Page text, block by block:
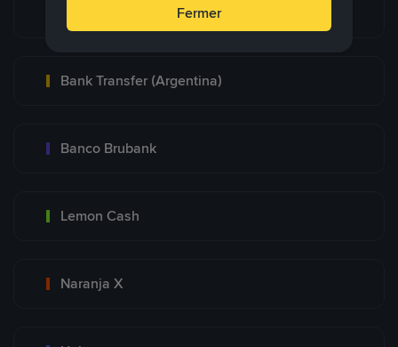
Bank Transfer (Argentina)
Banco Brubank
Lemon Cash
Naranja X
Fermer